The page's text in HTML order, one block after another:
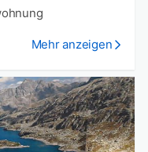
Mehr anzeigen